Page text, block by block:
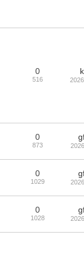
0
516
0
873
0
1029
0
1028